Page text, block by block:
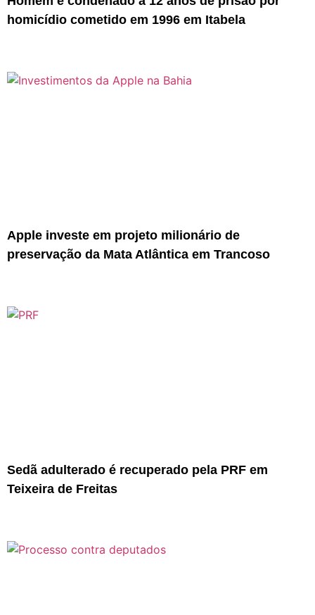
homicídio cometido em 1996 em Itabela
Apple investe em projeto milionário de
preservação da Mata Atlântica em Trancoso
Sedã adulterado é recuperado pela PRF em
Teixeira de Freitas